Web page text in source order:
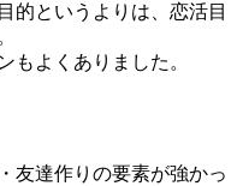
的というよりは、恋活目
もよくありました。
友達作りの要素が強かっ